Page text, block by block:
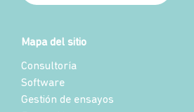
Mapa del sitio
Consultoría
Software
Gestión de ensayos